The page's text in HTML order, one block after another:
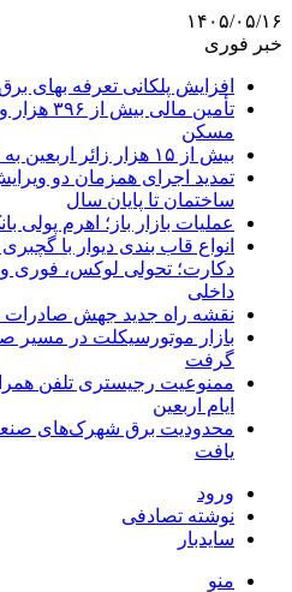
۱۴۰۵/۰۵/۱۶
خبر فوری
افزایش پلکانی تعرفه بهای
تأمین
مسکن
بیش از ۱۵ هزار زائر اربعین به البرز بازگشتند
ساختمان تا پایان سال
عملیات بازار باز؛ اهرم پولی
انواع قاب بندی دیوار با
دکارت؛ تحولی لوکس، فوری
داخلی
نقشه راه جدید جهش صادرات
بازار موتورسیکلت در مسیر
گرفت
ممنوعیت رجیستری تلفن
ایام اربعین
محدودیت برق شهرک‌های
یافت
ورود
نوشته تصادفی
سایدبار
منو